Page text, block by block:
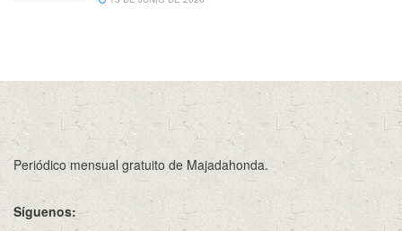
Periódico mensual gratuito de Majadahonda.
Síguenos: